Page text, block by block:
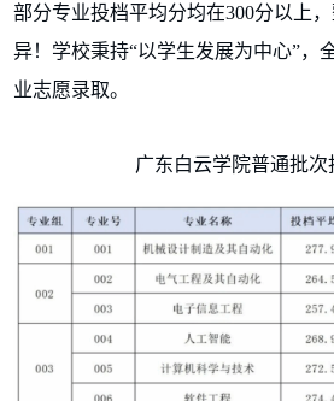
部分专业投档平均分均在300分以上
异！学校秉持“以学生发展为中心”，
业志愿录取。
广东白云学院普通批次